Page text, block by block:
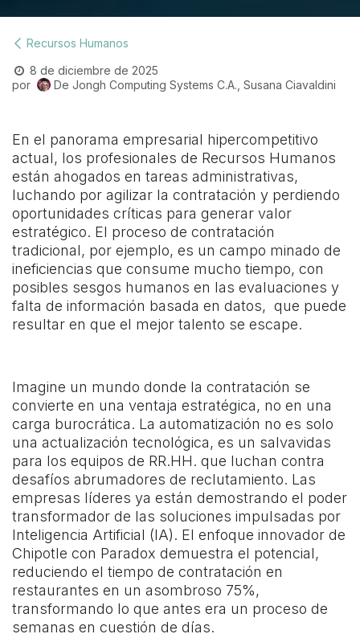
Recursos Humanos
8 de diciembre de 2025
por
De Jongh Computing Systems C.A., Susana Ciavaldini
En el panorama empresarial hipercompetitivo
actual, los profesionales de Recursos Humanos
están ahogados en tareas administrativas,
luchando por agilizar la contratación y perdiendo
oportunidades críticas para generar valor
estratégico. El proceso de contratación
tradicional, por ejemplo, es un campo minado de
ineficiencias que consume mucho tiempo, con
posibles sesgos humanos en las evaluaciones y
falta de información basada en datos, que puede
resultar en que el mejor talento se escape.
Imagine un mundo donde la contratación se
convierte en una ventaja estratégica, no en una
carga burocrática. La automatización no es solo
una actualización tecnológica, es un salvavidas
para los equipos de RR.HH. que luchan contra
desafíos abrumadores de reclutamiento. Las
empresas líderes ya están demostrando el poder
transformador de las soluciones impulsadas por
Inteligencia Artificial (IA). El enfoque innovador de
Chipotle con Paradox demuestra el potencial,
reduciendo el tiempo de contratación en
restaurantes en un asombroso 75%,
transformando lo que antes era un proceso de
semanas en cuestión de días.